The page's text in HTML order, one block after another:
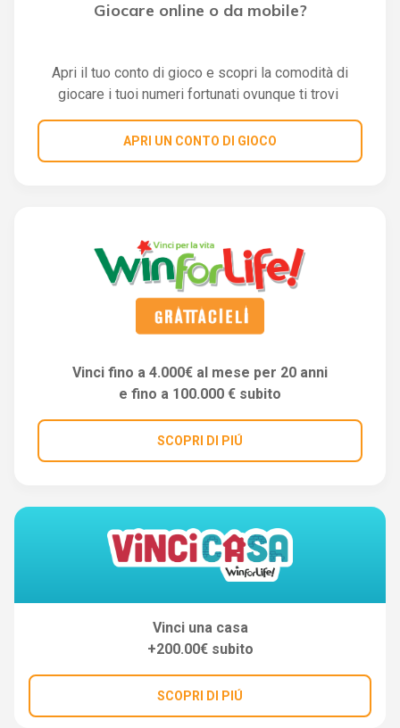
Giocare online o da mobile?
Apri il tuo conto di gioco e scopri la comodità di
giocare i tuoi numeri fortunati ovunque ti trovi
APRI UN CONTO DI GIOCO
Vinci fino a 4.000€ al mese per 20 anni
e fino a 100.000 € subito
SCOPRI DI PIÚ
Vinci una casa
+200.00€ subito
SCOPRI DI PIÚ